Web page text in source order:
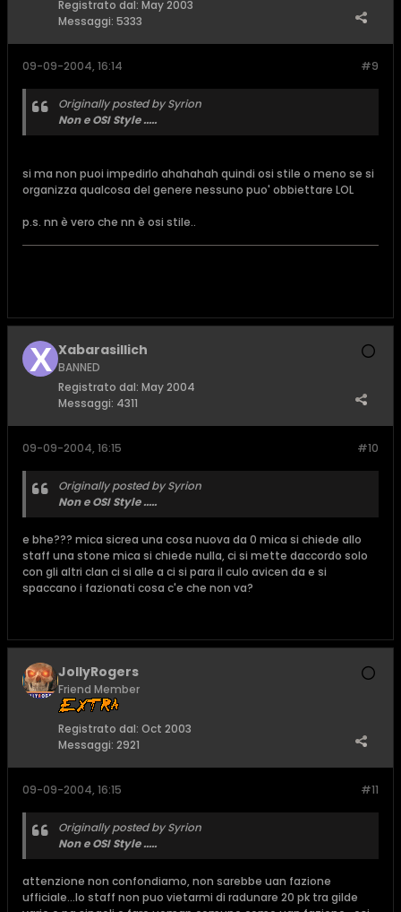
Registrato dal: May 2003
Messaggi: 5333
#9
09-09-2004, 16:14
Originally posted by Syrion
Non e OSI Style .....
si ma non puoi impedirlo ahahahah quindi osi stile o meno se si
organizza qualcosa del genere nessuno puo' obbiettare LOL
p.s. nn è vero che nn è osi stile..
Xabarasillich
BANNED
Registrato dal: May 2004
Messaggi: 4311
#10
09-09-2004, 16:15
Originally posted by Syrion
Non e OSI Style .....
e bhe??? mica sicrea una cosa nuova da 0 mica si chiede allo
staff una stone mica si chiede nulla, ci si mette daccordo solo
con gli altri clan ci si alle a ci si para il culo avicen da e si
spaccano i fazionati cosa c'e che non va?
JollyRogers
Friend Member
Registrato dal: Oct 2003
Messaggi: 2921
#11
09-09-2004, 16:15
Originally posted by Syrion
Non e OSI Style .....
attenzione non confondiamo, non sarebbe uan fazione
ufficiale...lo staff non puo vietarmi di radunare 20 pk tra gilde